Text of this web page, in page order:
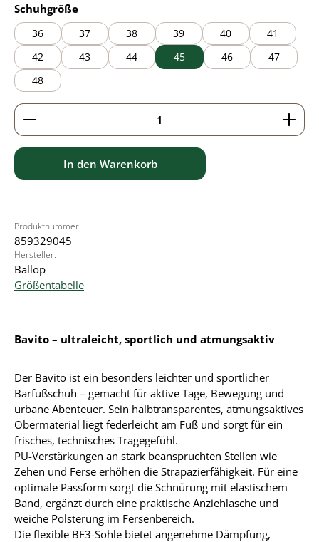
Schuhgrößeauswählen
36 37 38 39 40
41
42
43 44 45 46
47
48
Produkt Anzahl: Gib den gewünschten Wert ein
In den Warenkorb
Produktnummer:
859329045
Hersteller:
Ballop
Größentabelle
Bavito – ultraleicht, sportlich und atmungsaktiv
Der Bavito ist ein besonders leichter und sportlicher
Barfußschuh – gemacht für aktive Tage, Bewegung und
urbane Abenteuer. Sein halbtransparentes, atmungsaktives
Obermaterial liegt federleicht am Fuß und sorgt für ein
frisches, technisches Tragegefühl.
PU-Verstärkungen an stark beanspruchten Stellen wie
Zehen und Ferse erhöhen die Strapazierfähigkeit. Für eine
optimale Passform sorgt die Schnürung mit elastischem
Band, ergänzt durch eine praktische Anziehlasche und
weiche Polsterung im Fersenbereich.
Die flexible BF3-Sohle bietet angenehme Dämpfung,